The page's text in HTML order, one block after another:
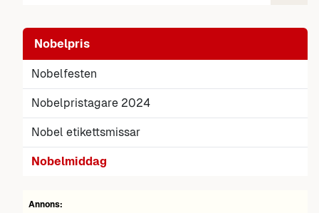
Nobelpris
Nobelfesten
Nobelpristagare 2024
Nobel etikettsmissar
Nobelmiddag
Annons: